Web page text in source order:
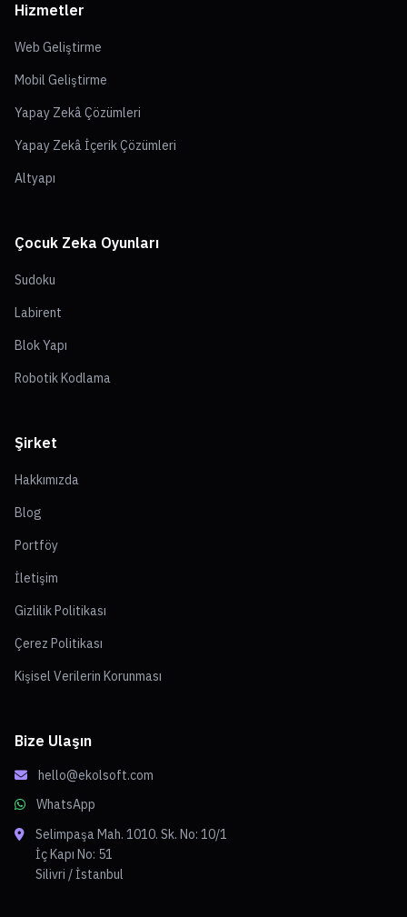
Hizmetler
Web Geliştirme
Mobil Geliştirme
Yapay Zekâ Çözümleri
Yapay Zekâ İçerik Çözümleri
Altyapı
Çocuk Zeka Oyunları
Sudoku
Labirent
Blok Yapı
Robotik Kodlama
Şirket
Hakkımızda
Blog
Portföy
İletişim
Gizlilik Politikası
Çerez Politikası
Kişisel Verilerin Korunması
Bize Ulaşın
hello@ekolsoft.com
WhatsApp
Selimpaşa Mah. 1010. Sk. No: 10/1
İç Kapı No: 51
Silivri / İstanbul